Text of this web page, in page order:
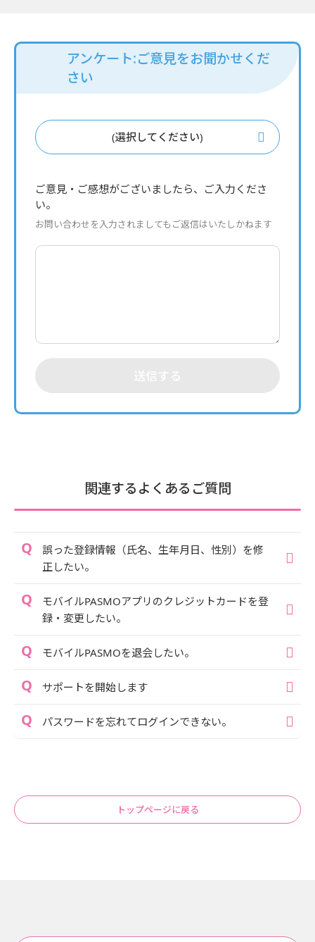
アンケート:ご意見をお聞かせくだ
さい
(選択してください)
ご意見・ご感想がございましたら、ご入力くださ
い。
お問い合わせを入力されましてもご返信はいたしかねます
送信する
関連するよくあるご質問
誤った登録情報（氏名、生年月日、性別）を修
正したい。
モバイルPASMOアプリのクレジットカードを登
録・変更したい。
モバイルPASMOを退会したい。
サポートを開始します
パスワードを忘れてログインできない。
トップページに戻る